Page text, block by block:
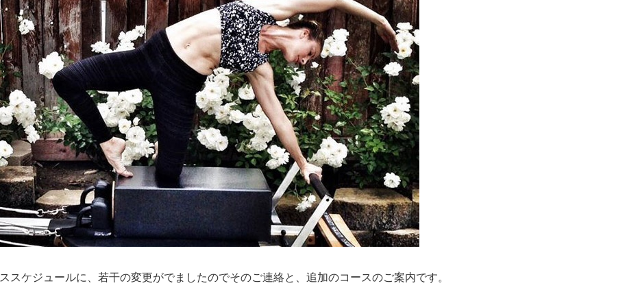
スケジュールに、若干の変更がでましたのでそのご連絡と、追加のコースのご案内です。